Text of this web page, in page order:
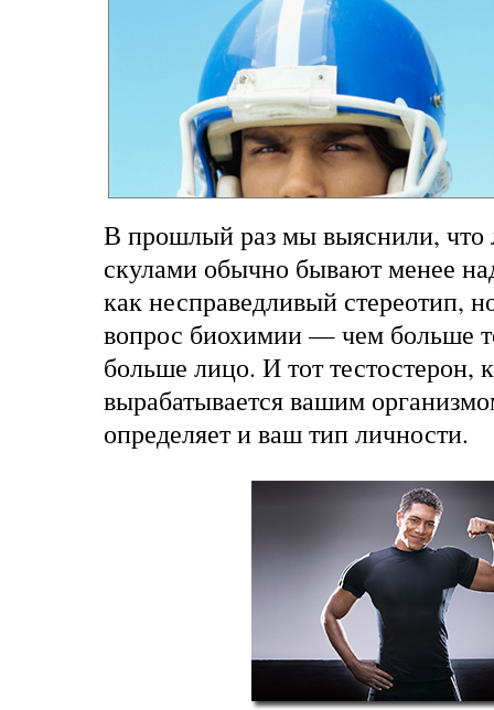
В прошлый раз мы выяснили,
скулами обычно бывают менее
как несправедливый стереотип,
вопрос биохимии — чем больше
больше лицо. И тот тестостерон,
вырабатывается вашим
определяет и ваш тип личности.